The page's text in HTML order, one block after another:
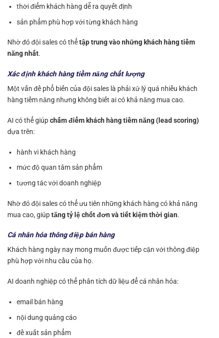
thời điểm khách hàng dễ ra quyết định
sản phẩm phù hợp với từng khách hàng
Nhờ đó đội sales có thểtập trung vào những khách hàng tiềm
năng nhất.
Xác định khách hàng tiềm năng chất lượng
Một vấn đề phổ biến của đội sales là phải xử lý quá nhiều khách
hàng tiềm năng nhưng không biết ai có khả năng mua cao.
AI có thể giúpchấm điểm khách hàng tiềm năng (lead scoring)
dựa trên:
hành vi khách hàng
mức độ quan tâm sản phẩm
tương tác với doanh nghiệp
Nhờ đó đội sales có thể ưu tiên những khách hàng có khả năng
mua cao, giúptăng tỷ lệ chốt đơn và tiết kiệm thời gian.
Cá nhân hóa thông điệp bán hàng
Khách hàng ngày nay mong muốn được tiếp cận với thông điệp
phù hợp với nhu cầu của họ.
AI doanh nghiệp có thể phân tích dữ liệu để cá nhân hóa:
email bán hàng
nội dung quảng cáo
đề xuất sản phẩm